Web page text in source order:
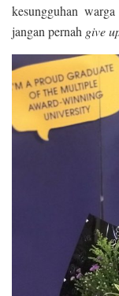
kesungguhan
jangan pernah give